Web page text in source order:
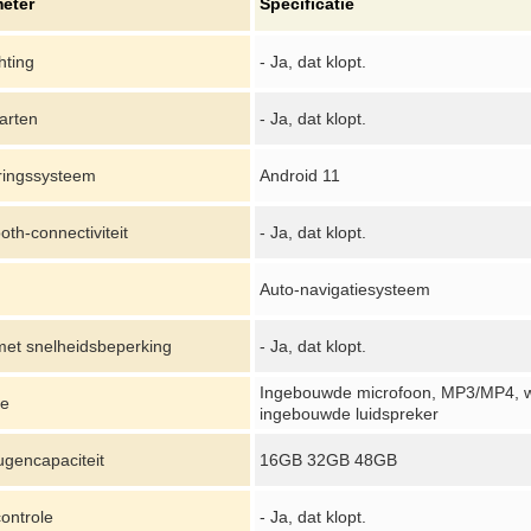
Specificatie
- Ja, dat klopt.
- Ja, dat klopt.
Android 11
connectiviteit - Ja, dat klopt.
Auto-navigatiesysteem
snelheidsbeperking - Ja, dat klopt.
Ingebouwde microfoon, MP3/MP4,
ingebouwde luidspreker
16GB 32GB 48GB
- Ja, dat klopt.